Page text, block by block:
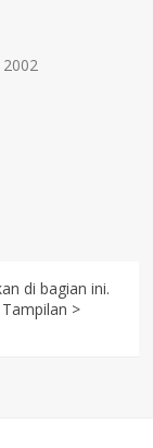
di bagian ini.
>